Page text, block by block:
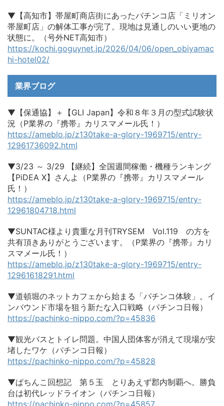
▼【高知市】帯屋町商店街にあったパチンコ店「ミリオン
帯屋町店」の解体工事が完了。現地は見通しのいい更地の
状態に。（号外NET高知市）
https://kochi.goguynet.jp/2026/04/06/open_obiyamac
hi-hotel02/
業界ブログ
▼【保通協】＋【GLI Japan】令和８年３月の型式試験状
況（P業界の『携帯』カリスマメール氏！）
https://ameblo.jp/z130take-a-glory-1969715/entry-
12961736092.html
▼3/23 ～ 3/29 【継続】全国週間稼働・機種ランキング
【PiDEA X】さんよ（P業界の『携帯』カリスマメール
氏！）
https://ameblo.jp/z130take-a-glory-1969715/entry-
12961804718.html
▼SUNTAC様より貴重な月刊TRYSEM Vol.119 の方を
共有頂きありがとうございます。（P業界の『携帯』カリ
スマメール氏！）
https://ameblo.jp/z130take-a-glory-1969715/entry-
12961618291.html
▼道頓堀のネットカフェから始まる「パチンコ体験」。イ
ンバウンド市場を狙う新たな入口戦略（パチンコ日報）
https://pachinko-nippo.com/?p=45836
▼観光バスとトイレ問題。中国人団体客が消えて現場が安
堵したワケ（パチンコ日報）
https://pachinko-nippo.com/?p=45828
▼ぱちんこ回想記 第５玉 とりあえず郡内制覇へ。勝負
台は初代レッドライオン（パチンコ日報）
https://pachinko-nippo.com/?p=45857